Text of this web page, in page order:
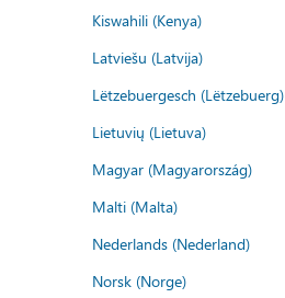
Kiswahili (Kenya)
Latviešu (Latvija)
Lëtzebuergesch (Lëtzebuerg)
Lietuvių (Lietuva)
Magyar (Magyarország)
Malti (Malta)
Nederlands (Nederland)
Norsk (Norge)